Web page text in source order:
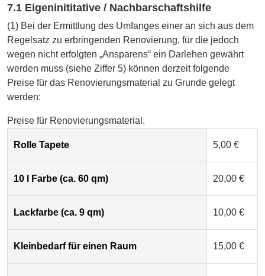
7.1 Eigeninititative / Nachbarschaftshilfe
(1) Bei der Ermittlung des Umfanges einer an sich aus dem
Regelsatz zu erbringenden Renovierung, für die jedoch
wegen nicht erfolgten „Ansparens“ ein Darlehen gewährt
werden muss (siehe Ziffer 5) können derzeit folgende
Preise für das Renovierungsmaterial zu Grunde gelegt
werden:
Preise für Renovierungsmaterial.
Rolle Tapete 5,00 €
10 l Farbe (ca. 60 qm) 20,00 €
Lackfarbe (ca. 9 qm) 10,00 €
Kleinbedarf für einen Raum 15,00 €